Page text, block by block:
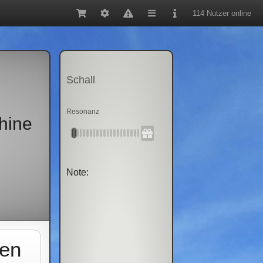
114 Nutzer online
Schall
Resonanz
Note: